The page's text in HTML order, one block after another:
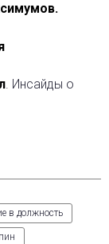
. Инсайды о
в должность